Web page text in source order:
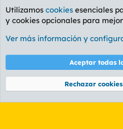
Etiquetas
Cookies
PL OLDSTYLE
Términos y reglas
Community platform by XenForo® © 2010-
Utilizamos cookies esenciales
y cookies opcionales para
Ver más información y
Aceptar todas
Rechazar